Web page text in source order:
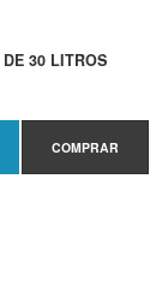
30 LITROS
COMPRAR